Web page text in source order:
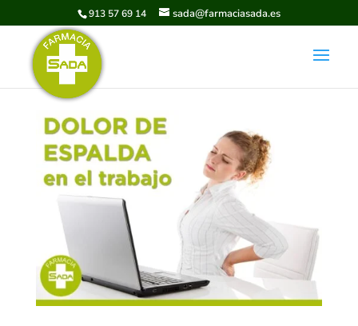
913 57 69 14 sada@farmaciasada.es